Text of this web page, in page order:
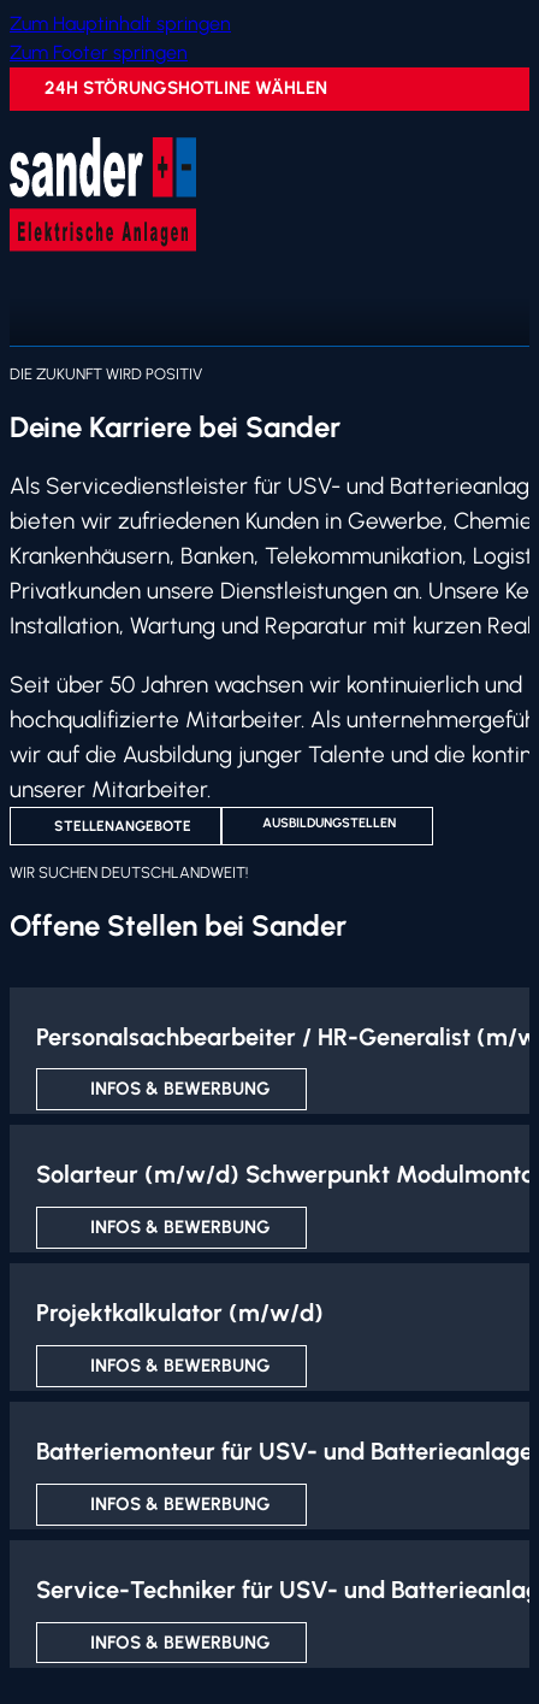
Zum Hauptinhalt springen
Zum Footer springen
24H STÖRUNGSHOTLINE WÄHLEN
Deine Karriere bei Sander
DIE ZUKUNFT WIRD POSITIV
Als Servicedienstleister für USV- und
bieten wir zufriedenen Kunden in Gewerbe,
Krankenhäusern, Banken, Telekommunikation,
Privatkunden unsere Dienstleistungen an. Unsere
Installation, Wartung und Reparatur mit kurzen
Seit über 50 Jahren wachsen wir kontinuierlich und
hochqualifizierte Mitarbeiter. Als
wir auf die Ausbildung junger Talente und die
unserer Mitarbeiter.
STELLENANGEBOTE AUSBILDUNGSTELLEN
Offene Stellen bei Sander
WIR SUCHEN DEUTSCHLANDWEIT!
Personalsachbearbeiter / HR-Generalist (m/
INFOS & BEWERBUNG
Solarteur (m/w/d) Schwerpunkt
INFOS & BEWERBUNG
Projektkalkulator (m/w/d)
INFOS & BEWERBUNG
Batteriemonteur für USV- und
INFOS & BEWERBUNG
Service-Techniker für USV- und
INFOS & BEWERBUNG